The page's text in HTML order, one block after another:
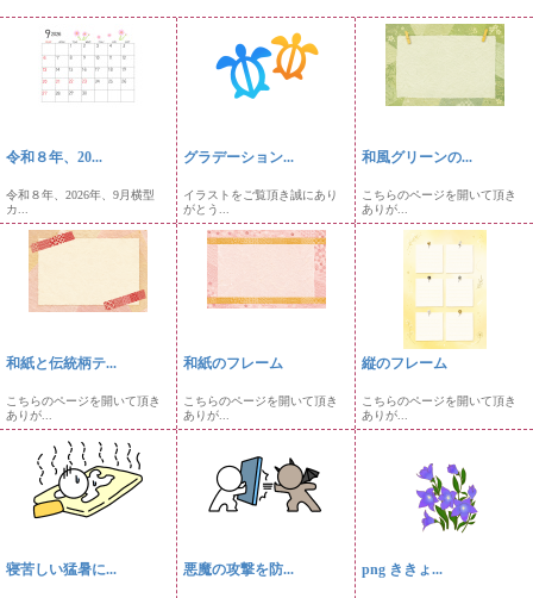
令和８年、20...
令和８年、2026年、9月横型
カ...
グラデーション...
イラストをご覧頂き誠にあり
がとう...
和風グリーンの...
こちらのページを開いて頂き
ありが...
和紙と伝統柄テ...
こちらのページを開いて頂き
ありが...
和紙のフレーム
こちらのページを開いて頂き
ありが...
縦のフレーム
こちらのページを開いて頂き
ありが...
寝苦しい猛暑に... 悪魔の攻撃を防... png ききょ...